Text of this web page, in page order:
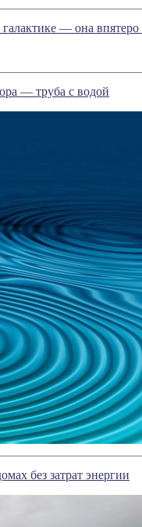
— она впятеро
— труба с водой
без затрат энергии